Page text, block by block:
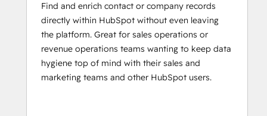
Find and enrich contact or company records
directly within HubSpot without even leaving
the platform. Great for sales operations or
revenue operations teams wanting to keep data
hygiene top of mind with their sales and
marketing teams and other HubSpot users.